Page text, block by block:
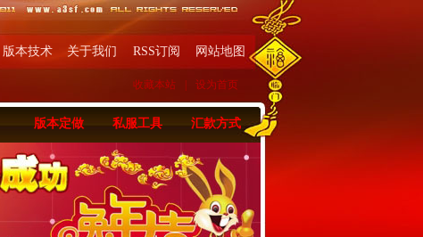
版本技术 关于我们 RSS订阅 网站地图
收藏本站 设为首页
版本定做 私服工具 汇款方式